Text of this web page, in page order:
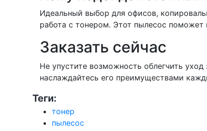
Идеальный выбор для офисов,
работа с тонером. Этот пылесос
Заказать сейчас
Не упустите возможность облегчить
наслаждайтесь его преимуществами
Теги:
тонер
пылесос